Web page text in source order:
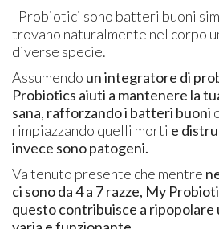
I Probiotici sono batteri buoni
trovano naturalmente nel corpo
diverse specie.
Assumendo un integratore di
Probiotics aiuti a mantenere la
sana, rafforzando i batteri buoni
rimpiazzando quelli morti e
invece sono patogeni.
Va tenuto presente che mentre
ci sono da 4 a 7 razze, My
questo contribuisce a